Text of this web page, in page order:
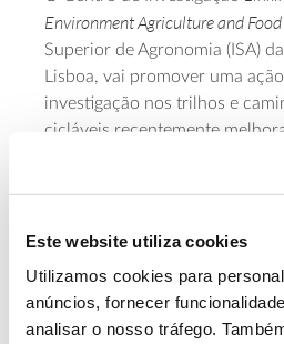
Este website utiliza cookies
Utilizamos cookies para
anúncios, fornecer
analisar o nosso tráfego.
Environment Agriculture and Food
Superior de Agronomia (ISA)
Lisboa, vai promover uma
investigação nos trilhos e
cicláveis recentemente
Ajuda. Com início às 15h00,
um passeio pelos espaços da
conhecer o que se faz num
As inscrições podem ser feitas